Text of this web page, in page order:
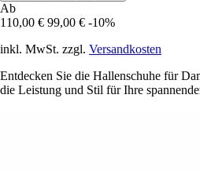
Ab
110,00 € 99,00 € -10%
inkl. MwSt. zzgl. Versandkosten
Entdecken Sie die Hallenschuhe für
die Leistung und Stil für Ihre